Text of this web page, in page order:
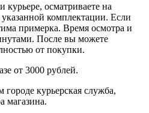
осматриваете на
указанной комплектации. Если
примерка. Время осмотра и
После вы можете
от покупки.
от 3000 рублей.
курьерская служба,
магазина.